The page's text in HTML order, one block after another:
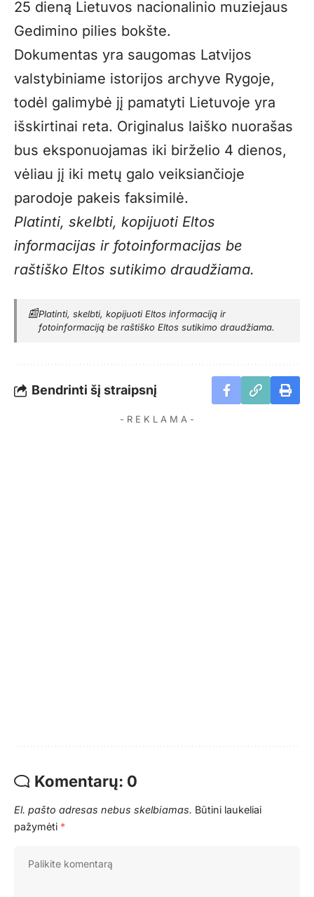
25 dieną Lietuvos nacionalinio muziejaus
Gedimino pilies bokšte.
Dokumentas yra saugomas Latvijos
valstybiniame istorijos archyve Rygoje,
todėl galimybė jį pamatyti Lietuvoje yra
išskirtinai reta. Originalus laiško nuorašas
bus eksponuojamas iki birželio 4 dienos,
vėliau jį iki metų galo veiksiančioje
parodoje pakeis faksimilė.
Platinti, skelbti, kopijuoti Eltos
informacijas ir fotoinformacijas be
raštiško Eltos sutikimo draudžiama.
📰Platinti, skelbti, kopijuoti Eltos informaciją ir
fotoinformaciją be raštiško Eltos sutikimo draudžiama.
Bendrinti šį straipsnį
- R E K L A M A -
Komentarų: 0
El. pašto adresas nebus skelbiamas. Būtini laukeliai
pažymėti *